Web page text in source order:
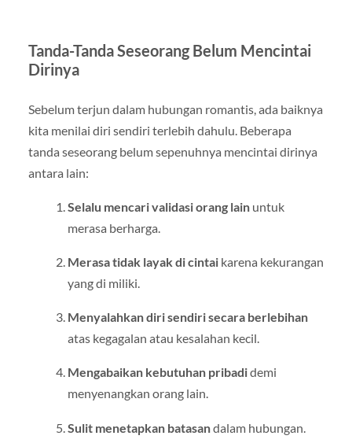
Tanda-Tanda Seseorang Belum Mencintai
Dirinya
Sebelum terjun dalam hubungan romantis, ada baiknya
kita menilai diri sendiri terlebih dahulu. Beberapa
tanda seseorang belum sepenuhnya mencintai dirinya
antara lain:
Selalu mencari validasi orang lainuntuk
merasa berharga.
Merasa tidak layak di cintaikarena kekurangan
yang di miliki.
Menyalahkan diri sendiri secara berlebihan
atas kegagalan atau kesalahan kecil.
Mengabaikan kebutuhan pribadidemi
menyenangkan orang lain.
Sulit menetapkan batasandalam hubungan.